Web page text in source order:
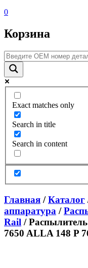
0
Корзина
Exact matches only
Search in title
Search in content
Главная /Каталог
аппаратура /
Rail /
7650 ALLA 148 P